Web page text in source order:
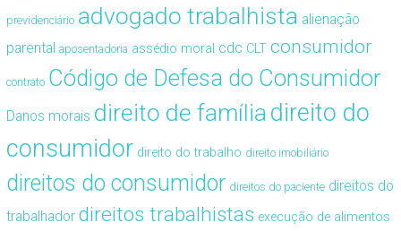
previdenciário advogado trabalhista alienação
parental aposentadoria assédio moral cdc CLT consumidor
contrato Código de Defesa do Consumidor
Danos morais direito de famíliadireito do
consumidor direito do trabalho direito imobiliário
direitos do consumidor direitos do paciente direitos do
trabalhador direitos trabalhistas execução de alimentos